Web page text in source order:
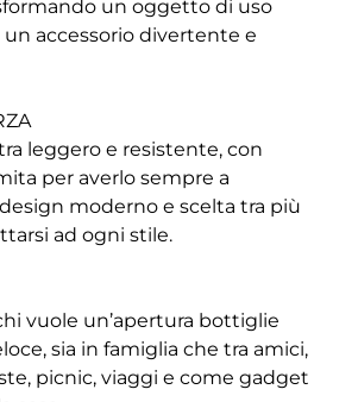
un oggetto di uso
accessorio divertente e
leggero e resistente, con
per averlo sempre a
moderno e scelta tra più
ad ogni stile.
vuole un’apertura bottiglie
sia in famiglia che tra amici,
picnic, viaggi e come gadget